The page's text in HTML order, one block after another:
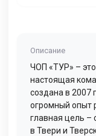
Описание
ЧОП «ТУР» –
настоящая
создана в 2007
огромный опыт
главная цель –
в Твери и